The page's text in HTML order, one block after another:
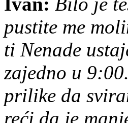
pustite me
ti Nenade
zajedno u
prilike da
reći da je